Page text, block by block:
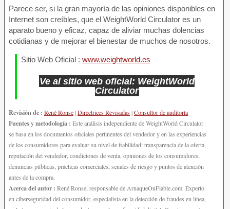
Parece ser, si la gran mayoría de las opiniones disponibles en
Internet son creíbles, que el WeightWorld Circulator es un
aparato bueno y eficaz, capaz de aliviar muchas dolencias
cotidianas y de mejorar el bienestar de muchos de nosotros.
Sitio Web Oficial : www.weightworld.es
Ve al sitio web oficial: WeightWorld
Circulator
Revisión de : René Ronse|Directrices Revisadas|Consultor de auditoría
Fuentes y metodología : Este análisis independiente de WeightWorld Circulator
se basa en los documentos oficiales pertinentes del vendedor y en las experiencias
de los consumidores para evaluar su nivel de fiabilidad: transparencia de la oferta,
reputación del vendedor, condiciones de venta, opiniones de los consumidores,
denuncias públicas, prácticas comerciales, señales de riesgo y puntos de atención
antes de la compra.
Acerca del autor : René Ronse, responsable de ArnaqueOuFiable.com. Experto
en ciberseguridad del consumidor, especialista en la detección de fraudes en línea,